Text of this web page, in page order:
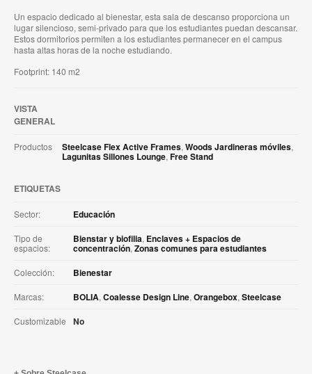
Un espacio dedicado al bienestar, esta sala de descanso proporciona un
lugar silencioso, semi-privado para que los estudiantes puedan descansar.
Estos dormitorios permiten a los estudiantes permanecer en el campus
hasta altas horas de la noche estudiando.
Footprint: 140 m2
VISTA
GENERAL
Productos Steelcase Flex Active Frames, Woods Jardineras móviles,
Lagunitas Sillones Lounge, Free Stand
ETIQUETAS
Sector: Educación
Tipo de
espacios:
Bienstar y biofilia, Enclaves + Espacios de
concentración, Zonas comunes para estudiantes
Colección: Bienestar
Marcas: BOLIA, Coalesse Design Line, Orangebox, Steelcase
Customizable No